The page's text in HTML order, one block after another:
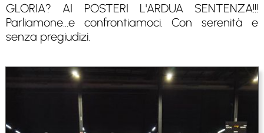
GLORIA? AI POSTERI L'ARDUA SENTENZA!!!
Parliamone...e confrontiamoci. Con serenità e
senza pregiudizi.